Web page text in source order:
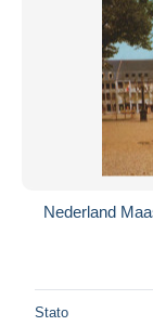
Nederland
Stato